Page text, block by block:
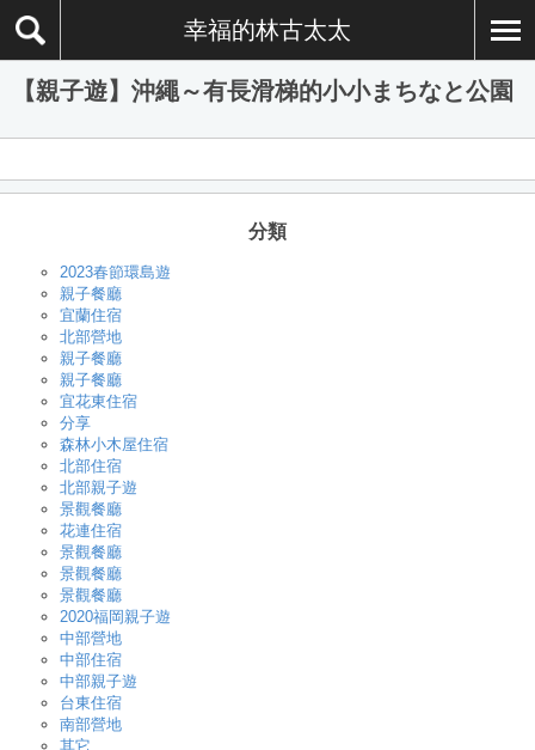
幸福的林古太太
【親子遊】沖繩～有長滑梯的小小まちなと公園
分類
2023春節環島遊
親子餐廳
宜蘭住宿
北部營地
親子餐廳
親子餐廳
宜花東住宿
分享
森林小木屋住宿
北部住宿
北部親子遊
景觀餐廳
花連住宿
景觀餐廳
景觀餐廳
景觀餐廳
2020福岡親子遊
中部營地
中部住宿
中部親子遊
台東住宿
南部營地
其它